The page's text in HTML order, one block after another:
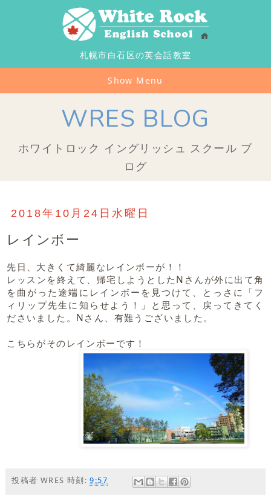
札幌市白石区の英会話教室
Show Menu
WRES BLOG
ホワイトロック イングリッシュ スクール ブ
ログ
2018年10月24日水曜日
レインボー
先日、大きくて綺麗なレインボーが！！
レッスンを終えて、帰宅しようとしたNさんが外に出て角
を曲がった途端にレインボーを見つけて、とっさに「フ
ィリップ先生に知らせよう！」と思って、戻ってきてく
ださいました。Nさん、有難うございました。
こちらがそのレインボーです！
投稿者 WRES 時刻:9:57